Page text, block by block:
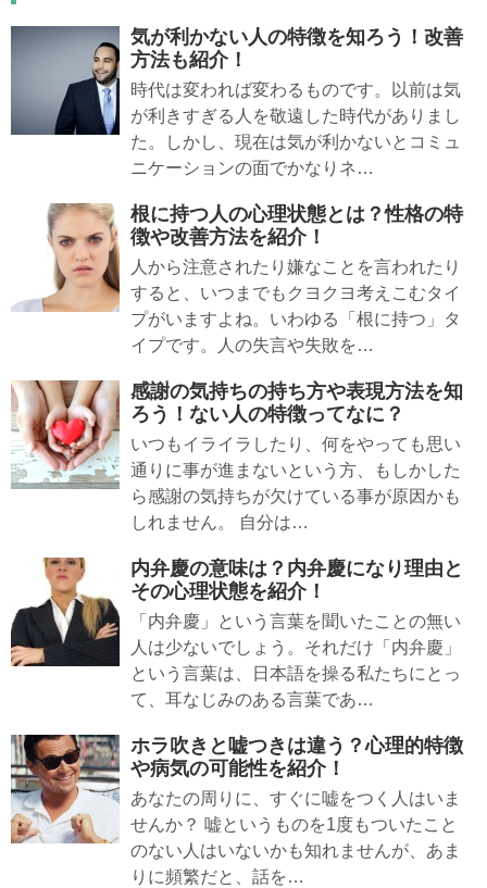
気が利かない人の特徴を知ろう！改善
方法も紹介！
時代は変われば変わるものです。以前は気
が利きすぎる人を敬遠した時代がありまし
た。しかし、現在は気が利かないとコミュ
ニケーションの面でかなりネ…
根に持つ人の心理状態とは？性格の特
徴や改善方法を紹介！
人から注意されたり嫌なことを言われたり
すると、いつまでもクヨクヨ考えこむタイ
プがいますよね。いわゆる「根に持つ」タ
イプです。人の失言や失敗を…
感謝の気持ちの持ち方や表現方法を知
ろう！ない人の特徴ってなに？
いつもイライラしたり、何をやっても思い
通りに事が進まないという方、もしかした
ら感謝の気持ちが欠けている事が原因かも
しれません。 自分は…
内弁慶の意味は？内弁慶になり理由と
その心理状態を紹介！
「内弁慶」という言葉を聞いたことの無い
人は少ないでしょう。それだけ「内弁慶」
という言葉は、日本語を操る私たちにとっ
て、耳なじみのある言葉であ…
ホラ吹きと嘘つきは違う？心理的特徴
や病気の可能性を紹介！
あなたの周りに、すぐに嘘をつく人はいま
せんか？ 嘘というものを1度もついたこと
のない人はいないかも知れませんが、あま
りに頻繁だと、話を…